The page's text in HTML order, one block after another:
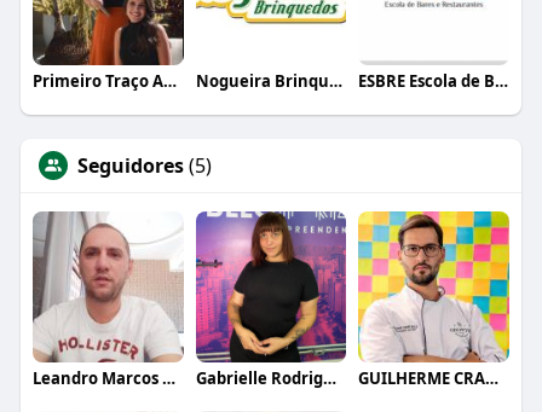
Primeiro Traço Arquitetura Nogueira Brinquedos ESBRE Escola de Bares e Restaurantes
Seguidores(5)
Leandro Marcos Turatti Gabrielle Rodrigues GUILHERME CRAMER BALLE